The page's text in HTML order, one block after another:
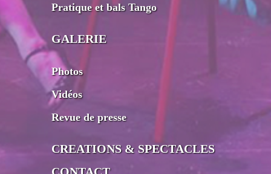
Pratique et bals Tango
GALERIE
Photos
Vidéos
Revue de presse
CREATIONS & SPECTACLES